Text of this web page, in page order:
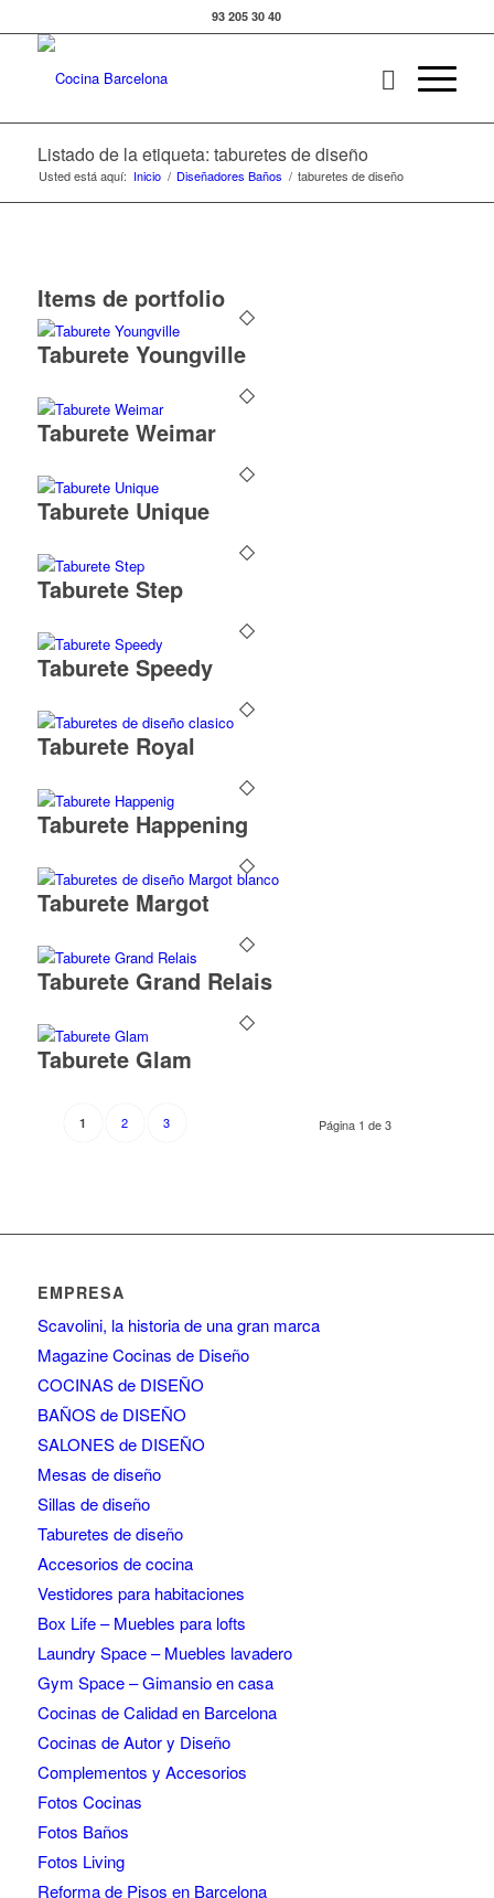
93 205 30 40
Listado de la etiqueta: taburetes de diseño
Usted está aquí: Inicio / Diseñadores Baños / taburetes de diseño
Items de portfolio
Taburete Youngville
Taburete Weimar
Taburete Unique
Taburete Step
Taburete Speedy
Taburete Royal
Taburete Happening
Taburete Margot
Taburete Grand Relais
Taburete Glam
Página 1 de 3
1 2 3
EMPRESA
Scavolini, la historia de una gran marca
Magazine Cocinas de Diseño
COCINAS de DISEÑO
BAÑOS de DISEÑO
SALONES de DISEÑO
Mesas de diseño
Sillas de diseño
Taburetes de diseño
Accesorios de cocina
Vestidores para habitaciones
Box Life – Muebles para lofts
Laundry Space – Muebles lavadero
Gym Space – Gimansio en casa
Cocinas de Calidad en Barcelona
Cocinas de Autor y Diseño
Complementos y Accesorios
Fotos Cocinas
Fotos Baños
Fotos Living
Reforma de Pisos en Barcelona